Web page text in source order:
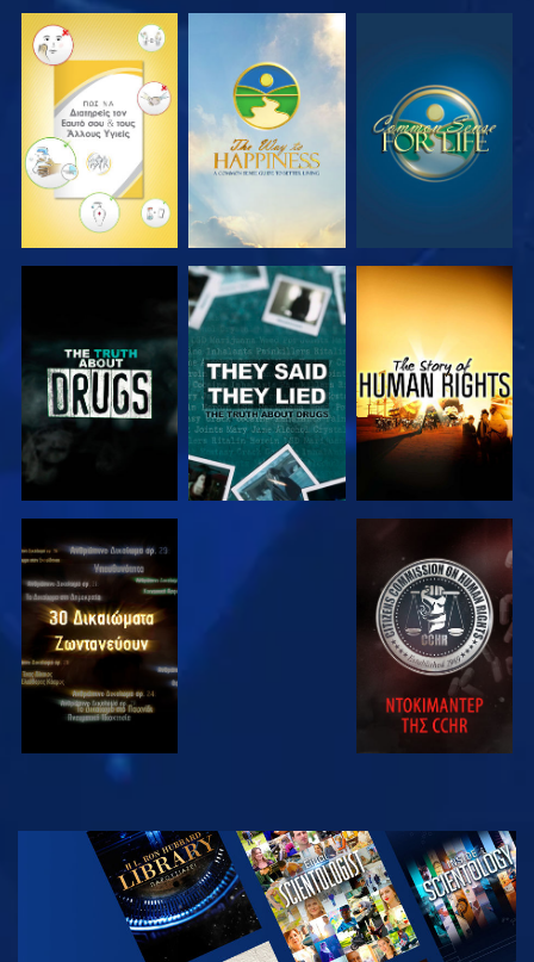
ΠΑΡΑΚΟΛΟΥΘΗΣΤΕ ΠΑΡΑΚΟΛΟΥΘΗΣΤΕ ΠΑΡΑΚΟΛΟΥΘΗΣΤΕ
ΠΑΡΑΚΟΛΟΥΘΗΣΤΕ ΠΑΡΑΚΟΛΟΥΘΗΣΤΕ ΠΑΡΑΚΟΛΟΥΘΗΣΤΕ
ΠΑΡΑΚΟΛΟΥΘΗΣΤΕ ΠΑΡΑΚΟΛΟΥΘΗΣΤΕ
ΠΑΡΑΚΟΛΟΥΘΗΣΤΕ
ΕΞΕΡΕΥΝΗΣΤΕ
ΤΗ ΣΕΙΡΑ